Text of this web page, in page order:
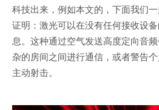
科技出来，例如本文的，下面我们
证明：激光可以在没有任何接收设
息。这种通过空气发送高度定向音
杂的房间之间进行通信，或者警告
主动射击。